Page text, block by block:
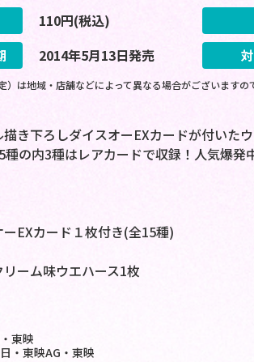
110円(税込)
2014年5月13日発売
は地域・店舗などによって異なる場合がございますの
き下ろしダイスオーEXカードが付いた
種の内3種はレアカードで収録！人気爆
EXカード１枚付き(全15種)
ーム味ウエハース1枚
東映
・東映AG・東映